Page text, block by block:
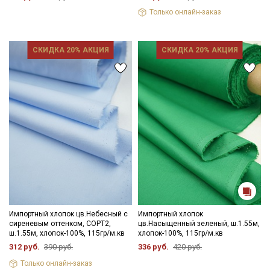
Только онлайн-заказ
СКИДКА 20% АКЦИЯ
Импортный хлопок цв.Небесный с
сиреневым оттенком, СОРТ2,
ш.1.55м, хлопок-100%, 115гр/м.кв
312 руб. 390 руб.
Только онлайн-заказ
СКИДКА 20% АКЦИЯ
Импортный хлопок
цв.Насыщенный зеленый, ш.1.55м,
хлопок-100%, 115гр/м.кв
336 руб. 420 руб.